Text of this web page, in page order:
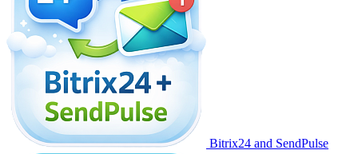
Bitrix24 and SendPulse